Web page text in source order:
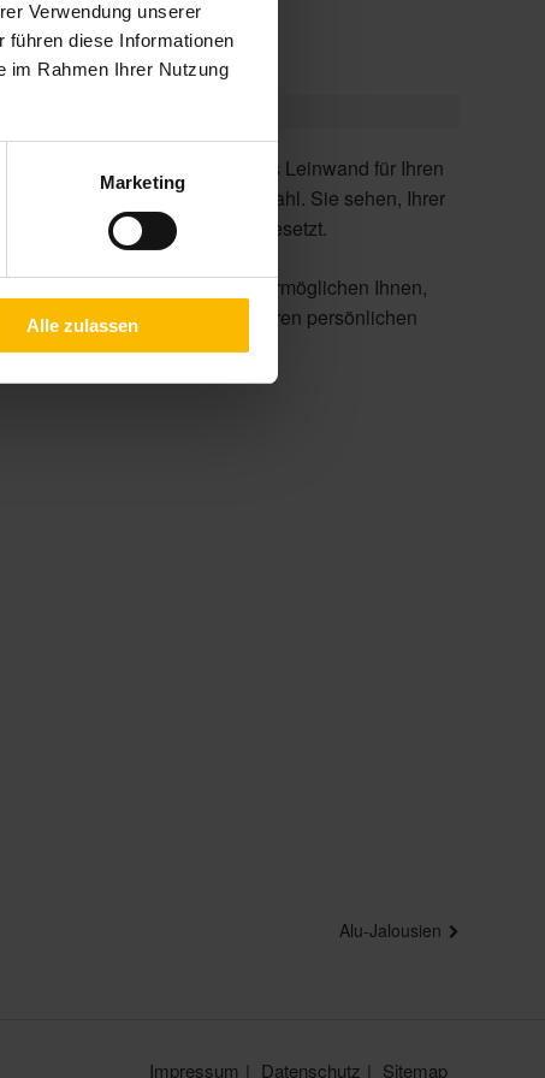
Verwendung unserer
führen diese Informationen
im Rahmen Ihrer Nutzung
Marketing
Alle zulassen
Kreativität sind keine Grenzen gesetzt.
Zahlreiche Desins und Farben ermöglichen Ihnen,
den Sonnenschutz einfach an Ihren persönlichen
Einrichtungsstil anzupassen.
Alu-Jalousien
Impressum Datenschutz Sitemap